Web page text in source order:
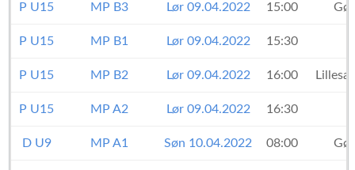
P U15 MP B3 Lør 09.04.2022 15:00
P U15 MP B1 Lør 09.04.2022 15:30
P U15 MP B2 Lør 09.04.2022 16:00
P U15 MP A2 Lør 09.04.2022 16:30
D U9 MP A1 Søn 10.04.2022 08:00